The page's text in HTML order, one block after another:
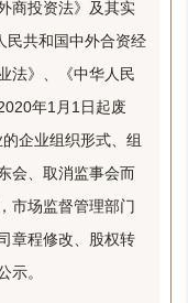
商投资法》及其实
民共和国中外合资经
法》、《中华人民
年1月1日起废
企业组织形式、组
会、取消监事会而
市场监督管理部门
章程修改、股权转
示。